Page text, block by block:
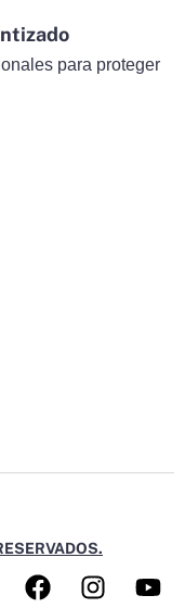
para proteger
F
a
I
n
Y
o